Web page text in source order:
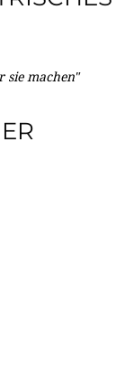
sie machen"